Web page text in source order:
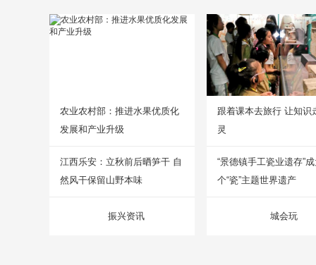
农业农村部：推进水果优质化
发展和产业升级
江西乐安：立秋前后晒笋干 自
然风干保留山野本味
振兴资讯
跟着课本去旅行 让知识
灵
“景德镇手工瓷业遗存”
个“瓷”主题世界遗产
城会玩